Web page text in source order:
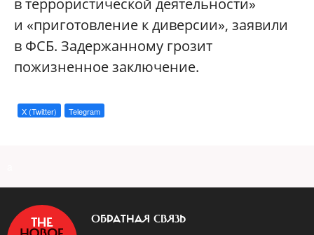
в террористической деятельности»
и «приготовление к диверсии», заявили
в ФСБ. Задержанному грозит
пожизненное заключение.
X (Twitter) Telegram
ОБРАТНАЯ СВЯЗЬ